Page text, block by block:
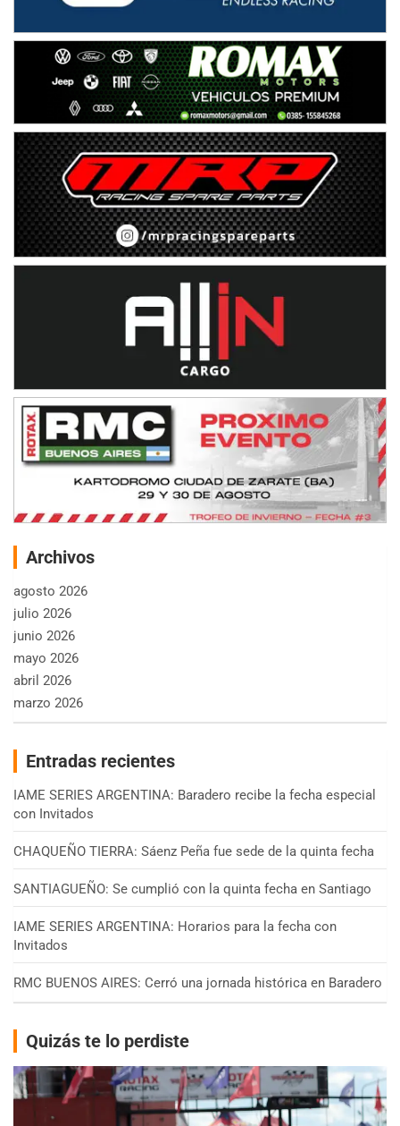
Archivos
agosto 2026
julio 2026
junio 2026
mayo 2026
abril 2026
marzo 2026
Entradas recientes
IAME SERIES ARGENTINA: Baradero recibe la fecha especial
con Invitados
CHAQUEÑO TIERRA: Sáenz Peña fue sede de la quinta fecha
SANTIAGUEÑO: Se cumplió con la quinta fecha en Santiago
IAME SERIES ARGENTINA: Horarios para la fecha con
Invitados
RMC BUENOS AIRES: Cerró una jornada histórica en Baradero
Quizás te lo perdiste